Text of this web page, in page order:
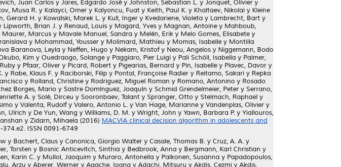
Juan Carlos y Jares, Edgardo José y Johnston, Sebastian L. y Jonquet, Olivier y
Musa R. y Kalayci, Omer y Kalyoncu, Fuat y Keith, Paul K. y Khaltaev, Nikolai y Kleine
Gerard H. y Kowalski, Marek L. y Kull, Inger y Kvedariene, Violeta y Lambrecht, Bart y
Lipworth, Brian J. y Renaud, Louis y Magard, Yves y Magnan, Antoine y Mahboub,
Maurer, Marcus y Mavale Manuel, Sandra y Melén, Erik y Melo Gomes, Elisabete y
y Mohammad, Yousser y Molimard, Mathieu y Momas, Isabelle y Montilla
Baranova, Leyla y Neffen, Hugo y Nekam, Kristofy Neou, Angelos y Niggemann, Bodo
Kim y Ouedraogo, Solange y Paggiaro, Pier Luigi y Pali Schöll, Isabella y Palmer,
y Pfaar, Oliver y Picard, Robert y Pigearias, Bernard y Pin, Isabelle y Plavec, Davor y
y Rabe, Klaus F. y Raciborski, Filip y Pontal, Françoise Radier y Reitamo, Sakari y Repka
y Rolland, Christine y Rodriguez, Miguel Roman y Romano, Antonino y Rosado
Borges, Mario y Sastre Domínguez, Joaquín y Schmid Grendelmeier, Peter y Serrano,
A. y Solé, Dirceu y Sooronbaev, Talant y Spranger, Otto y Stelmach, Raphael y
y Valenta, Rudolfy Valero, Antonio L. y Van Hage, Marianne y Vandenplas, Olivier y
Ulrich y De Yun, Wang y Williams, D. M. y Wright, John y Yawn, Barbara P. y Yiallouros,
y Zidarn, Mihaela (2016) MACVIA clinical decision algorithm in adolescents and
ISSN 0091-6749
y Bachert, Claus y Canonica, Giorgio Walter y Casale, Thomas B. y Cruz, A. A. y
Torsten y Bosnic Anticevitch, Sinthia y Bedbrook, Anna y Bergmann, Karl Christian y
Karin C. y Mullol, Jaoquim y Muraro, Antonella y Palkonen, Susanna y Papadopoulos,
Arzu y Aberer, Werner y Agache, Ioana y Adachi, Mitsuru y Akdis, Cezmi y Akdis,